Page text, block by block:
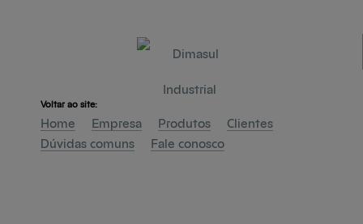
Voltar ao site:
Home Empresa Produtos
Clientes
Dúvidas comuns
Fale conosco